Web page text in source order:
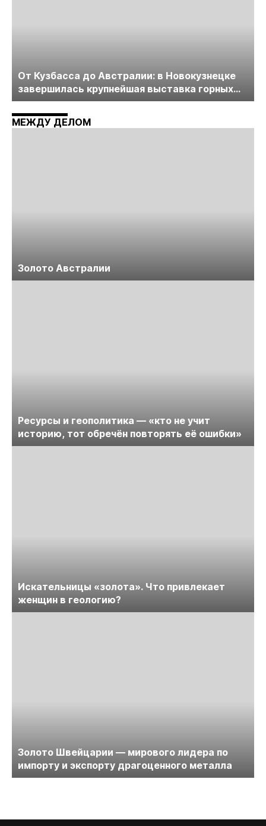
От Кузбасса до Австралии: в Новокузнецке
завершилась крупнейшая выставка горных
технологий «Недра России. Уголь России и
Майнинг»
МЕЖДУ ДЕЛОМ
Золото Австралии
Ресурсы и геополитика — «кто не учит
историю, тот обречён повторять её ошибки»
Искательницы «золота». Что привлекает
женщин в геологию?
Золото Швейцарии — мирового лидера по
импорту и экспорту драгоценного металла